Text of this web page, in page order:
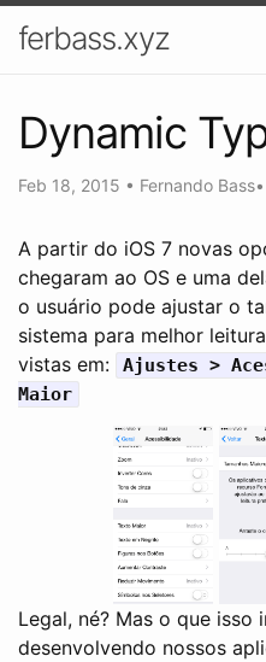
ferbass.xyz
Dynamic
Feb 18, 2015 • Fernando Bass•
A partir do iOS 7 novas
chegaram ao OS e uma
o usuário pode ajustar o
sistema para melhor
vistas em:
Ajustes >
Maior
Legal, né? Mas o que isso
desenvolvendo nossos